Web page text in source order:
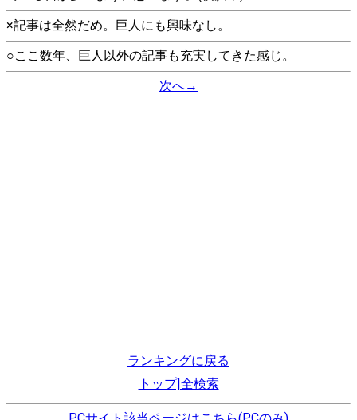
×記事は全然だめ。巨人にも興味なし。
○ここ数年、巨人以外の記事も充実してきた感じ。
次へ→
ランキングに戻る
トップ|全検索